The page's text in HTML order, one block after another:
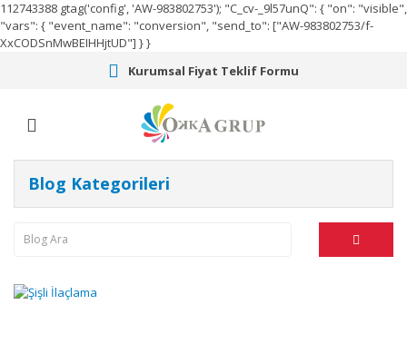
112743388 gtag('config', 'AW-983802753'); "C_cv-_9l57unQ": { "on": "visible",
"vars": { "event_name": "conversion", "send_to": ["AW-983802753/f-
XxCODSnMwBEIHHjtUD"] } }
Kurumsal Fiyat Teklif Formu
Blog Kategorileri